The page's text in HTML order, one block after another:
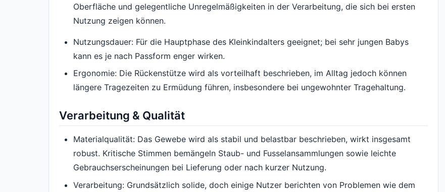
Oberfläche und gelegentliche Unregelmäßigkeiten in der Verarbeitung, die sich bei ersten
Nutzung zeigen können.
Nutzungsdauer: Für die Hauptphase des Kleinkindalters geeignet; bei sehr jungen Babys
kann es je nach Passform enger wirken.
Ergonomie: Die Rückenstütze wird als vorteilhaft beschrieben, im Alltag jedoch können
längere Tragezeiten zu Ermüdung führen, insbesondere bei ungewohnter Tragehaltung.
Verarbeitung & Qualität
Materialqualität: Das Gewebe wird als stabil und belastbar beschrieben, wirkt insgesamt
robust. Kritische Stimmen bemängeln Staub- und Fusselansammlungen sowie leichte
Gebrauchserscheinungen bei Lieferung oder nach kurzer Nutzung.
Verarbeitung: Grundsätzlich solide, doch einige Nutzer berichten von Problemen wie dem